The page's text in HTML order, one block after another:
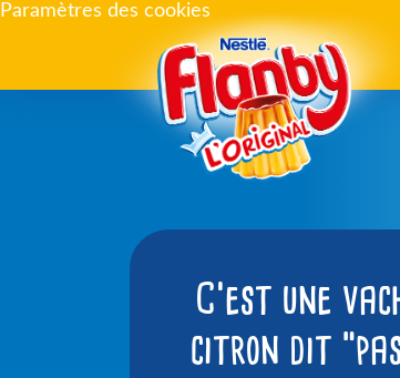
Paramètres des cookies
C’est une
citron dit